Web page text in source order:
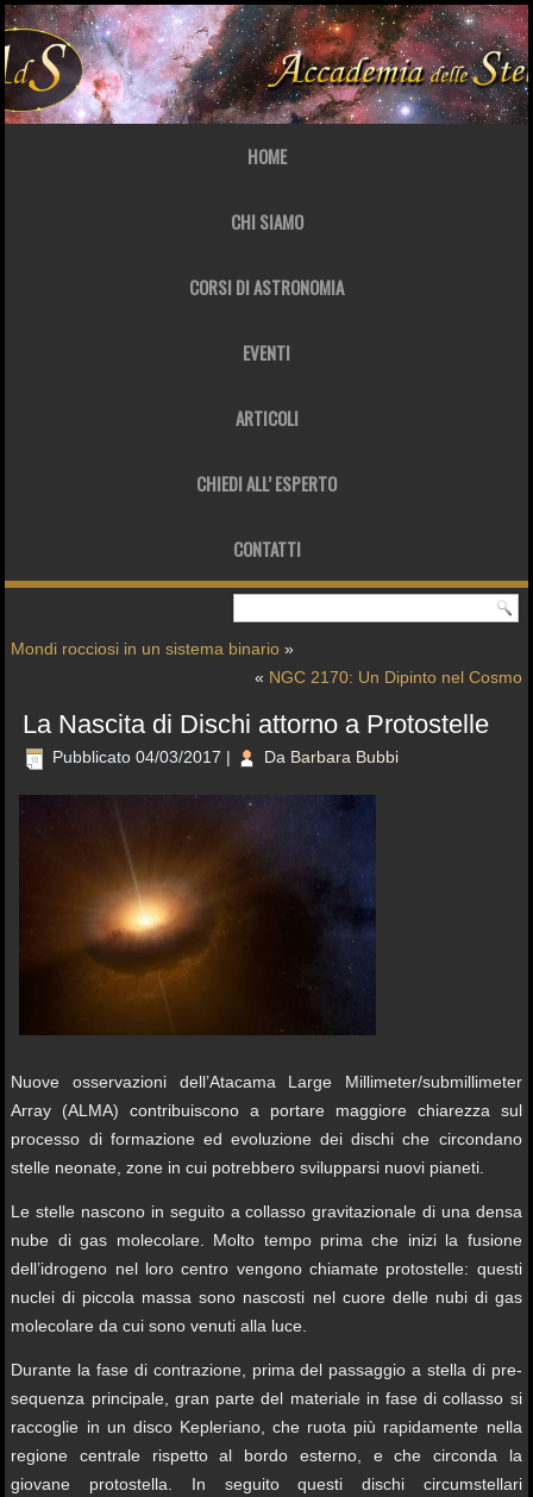
HOME
CHI SIAMO
CORSI DI ASTRONOMIA
EVENTI
ARTICOLI
CHIEDI ALL’ ESPERTO
CONTATTI
Mondi rocciosi in un sistema binario »
« NGC 2170: Un Dipinto nel Cosmo
La Nascita di Dischi attorno a Protostelle
Pubblicato 04/03/2017 | Da Barbara Bubbi
Nuove osservazioni dell’Atacama Large Millimeter/submillimeter
Array (ALMA) contribuiscono a portare maggiore chiarezza sul
processo di formazione ed evoluzione dei dischi che circondano
stelle neonate, zone in cui potrebbero svilupparsi nuovi pianeti.
Le stelle nascono in seguito a collasso gravitazionale di una densa
nube di gas molecolare. Molto tempo prima che inizi la fusione
dell’idrogeno nel loro centro vengono chiamate protostelle: questi
nuclei di piccola massa sono nascosti nel cuore delle nubi di gas
molecolare da cui sono venuti alla luce.
Durante la fase di contrazione, prima del passaggio a stella di pre-
sequenza principale, gran parte del materiale in fase di collasso si
raccoglie in un disco Kepleriano, che ruota più rapidamente nella
regione centrale rispetto al bordo esterno, e che circonda la
giovane protostella. In seguito questi dischi circumstellari